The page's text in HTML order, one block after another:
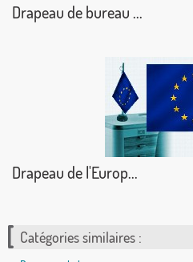
Drapeau de bureau ...
Drapeau de l'Europ...
Catégories similaires :